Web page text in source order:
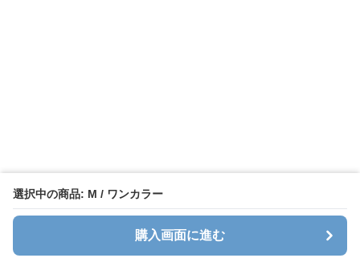
選択中の商品: M / ワンカラー
購入画面に進む